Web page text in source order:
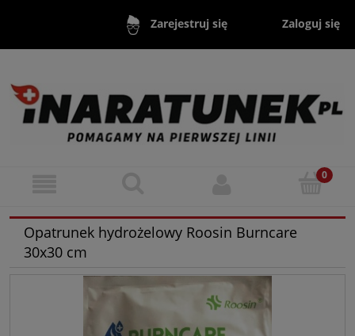
Zarejestruj się Zaloguj się
Opatrunek hydrożelowy Roosin Burncare
30x30 cm